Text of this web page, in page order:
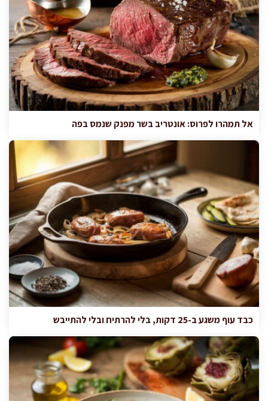
אל תמהרו לפרוס: אונטריב בשר מפנק שנמס בפה
כבד עוף משגע ב-25 דקות, בלי להרתיח ובלי להתייבש